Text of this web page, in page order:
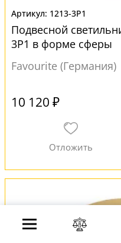
1213-3P1
Подвесной
3P1 в форме сферы
Favourite (Германия)
10 120 ₽